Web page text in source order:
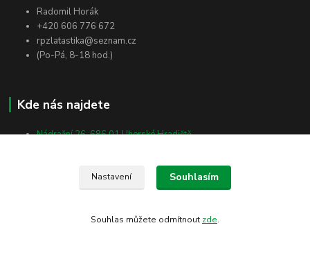
Radomil Horák
+420 606 776 672
rpzlatastika@seznam.cz
(Po-Pá, 8-18 hod.)
Kde nás najdete
Nádražní 26, 686 01 Uherské Hradiště
Masarykova 138, 698 01 Veselí nad Moravou
Nastavení Souhlasím
Souhlas můžete odmítnout zde.